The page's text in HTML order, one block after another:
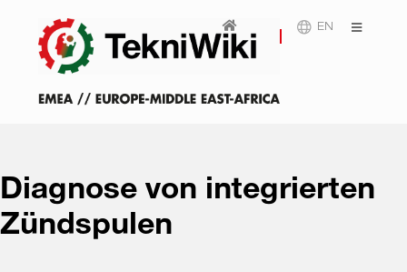
EN
Diagnose von integrierten
Zündspulen